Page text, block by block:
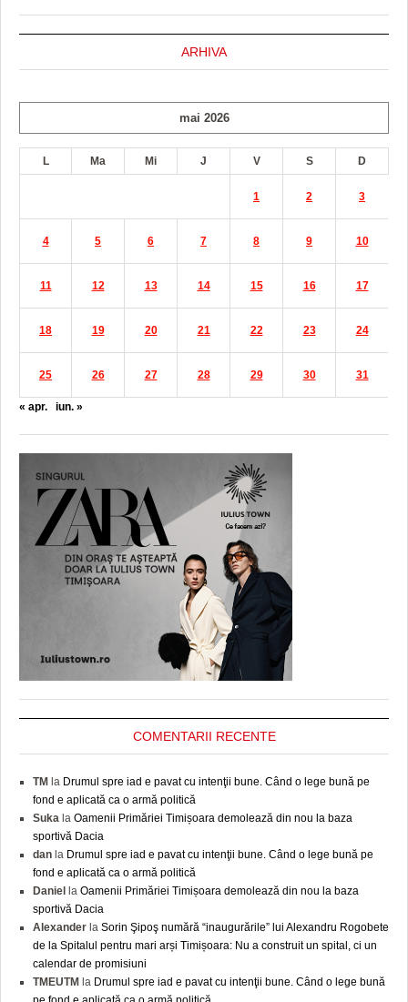
ARHIVA
mai 2026
L Ma Mi J V S D
1 2 3
4 5 6 7 8 9 10
11 12 13 14 15 16 17
18 19 20 21 22 23 24
25 26 27 28 29 30 31
« apr. iun. »
COMENTARII RECENTE
TM la Drumul spre iad e pavat cu intenţii bune. Când o lege bună pe
fond e aplicată ca o armă politică
Suka la Oamenii Primăriei Timișoara demolează din nou la baza
sportivă Dacia
dan la Drumul spre iad e pavat cu intenţii bune. Când o lege bună pe
fond e aplicată ca o armă politică
Daniel
la Oamenii Primăriei Timișoara demolează din nou la baza
sportivă Dacia
Alexander la Sorin Şipoş numără “inaugurările” lui Alexandru Rogobete
de la Spitalul pentru mari arși Timișoara: Nu a construit un spital, ci un
calendar de promisiuni
TMEUTM la Drumul spre iad e pavat cu intenţii bune. Când o lege bună